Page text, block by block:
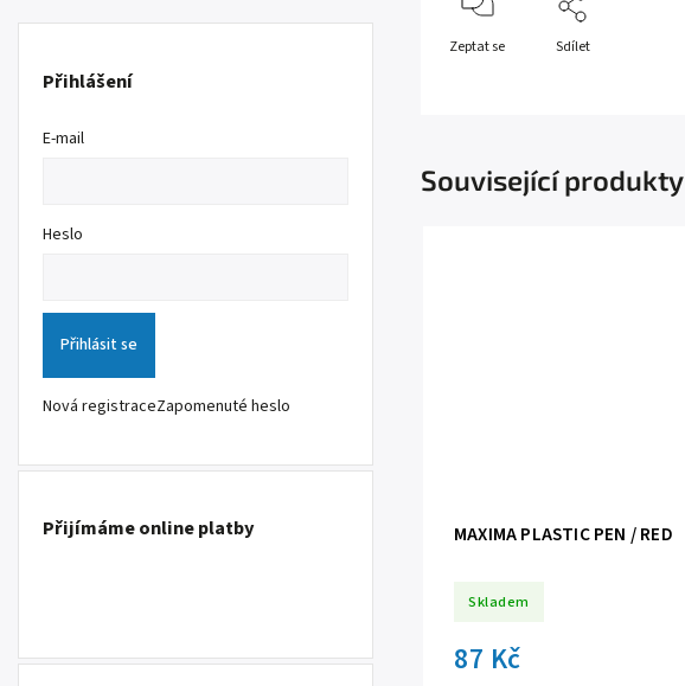
Přihlášení
E-mail
Heslo
Přihlásit se
Nová registraceZapomenuté heslo
Přijímáme online platby
Zeptat se Sdílet
Související produkty
MAXIMA PLASTIC PEN / RED
Skladem
87 Kč